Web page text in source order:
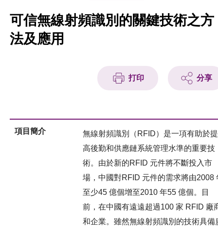
項目資料庫
會籍
可信無線射頻識別的關鍵技術之方
法及應用
打印 分享
項目簡介
無線射頻識別（RFID）是一項有助於提
高後勤和供應鏈系統管理水準的重要技
術。由於新的RFID 元件將不斷投入市
場，中國對RFID 元件的需求將由2008
至少45 億個增至2010 年55 億個。目
前，在中國有遠遠超過100 家 RFID 廠
和企業。雖然無線射頻識別的技術具備